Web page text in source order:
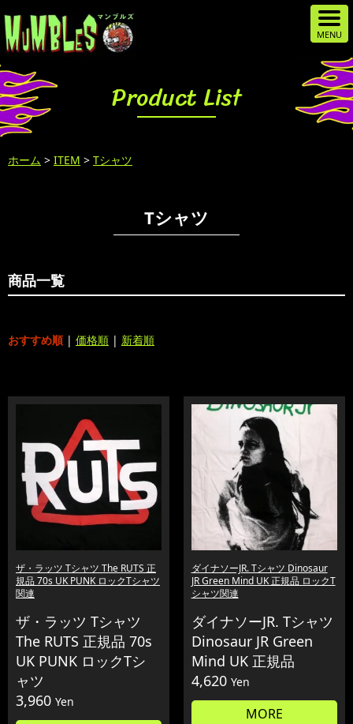
Product List
ホーム > ITEM > Tシャツ
Tシャツ
商品一覧
おすすめ順 | 価格順 | 新着順
ザ・ラッツ Tシャツ The RUTS 正
規品 70s UK PUNK ロックTシャツ
関連
ザ・ラッツ Tシャツ
The RUTS 正規品 70s
UK PUNK ロックTシ
ャツ
3,960 Yen
ダイナソーJR. Tシャツ Dinosaur
JR Green Mind UK 正規品 ロックT
シャツ関連
ダイナソーJR. Tシャツ
Dinosaur JR Green
Mind UK 正規品
4,620 Yen
MORE